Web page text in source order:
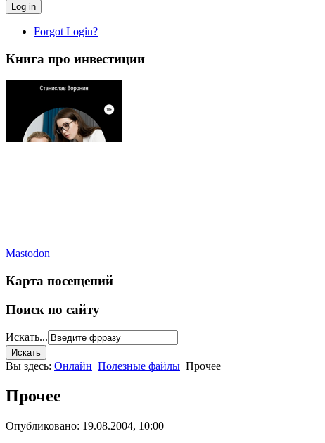
Log in
Forgot Login?
Книга про инвестиции
Mastodon
Карта посещений
Поиск по сайту
Искать...
Вы здесь: Онлайн Полезные файлы Прочее
Прочее
Опубликовано: 19.08.2004, 10:00